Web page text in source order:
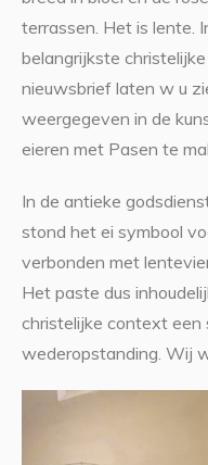
terrassen. Het is lente.
belangrijkste
nieuwsbrief laten w u
weergegeven in de
eieren met Pasen te
In de antieke
stond het ei symbool
verbonden met
Het paste dus
christelijke context een
wederopstanding. Wij